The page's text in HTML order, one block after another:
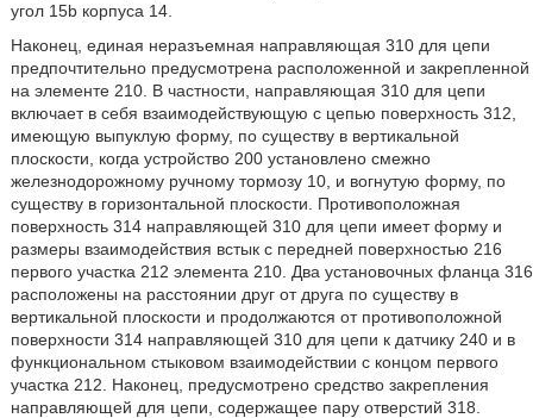
угол 15b корпуса 14.
Наконец, единая неразъемная направляющая 310 для цепи
предпочтительно предусмотрена расположенной и закрепленной
на элементе 210. В частности, направляющая 310 для цепи
включает в себя взаимодействующую с цепью поверхность 312,
имеющую выпуклую форму, по существу в вертикальной
плоскости, когда устройство 200 установлено смежно
железнодорожному ручному тормозу 10, и вогнутую форму, по
существу в горизонтальной плоскости. Противоположная
поверхность 314 направляющей 310 для цепи имеет форму и
размеры взаимодействия встык с передней поверхностью 216
первого участка 212 элемента 210. Два установочных фланца 316
расположены на расстоянии друг от друга по существу в
вертикальной плоскости и продолжаются от противоположной
поверхности 314 направляющей 310 для цепи к датчику 240 и в
функциональном стыковом взаимодействии с концом первого
участка 212. Наконец, предусмотрено средство закрепления
направляющей для цепи, содержащее пару отверстий 318.